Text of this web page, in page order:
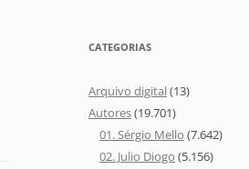
CATEGORIAS
Arquivo digital(13)
Autores(19.701)
01. Sérgio Mello (7.642)
02. Julio Diogo (5.156)